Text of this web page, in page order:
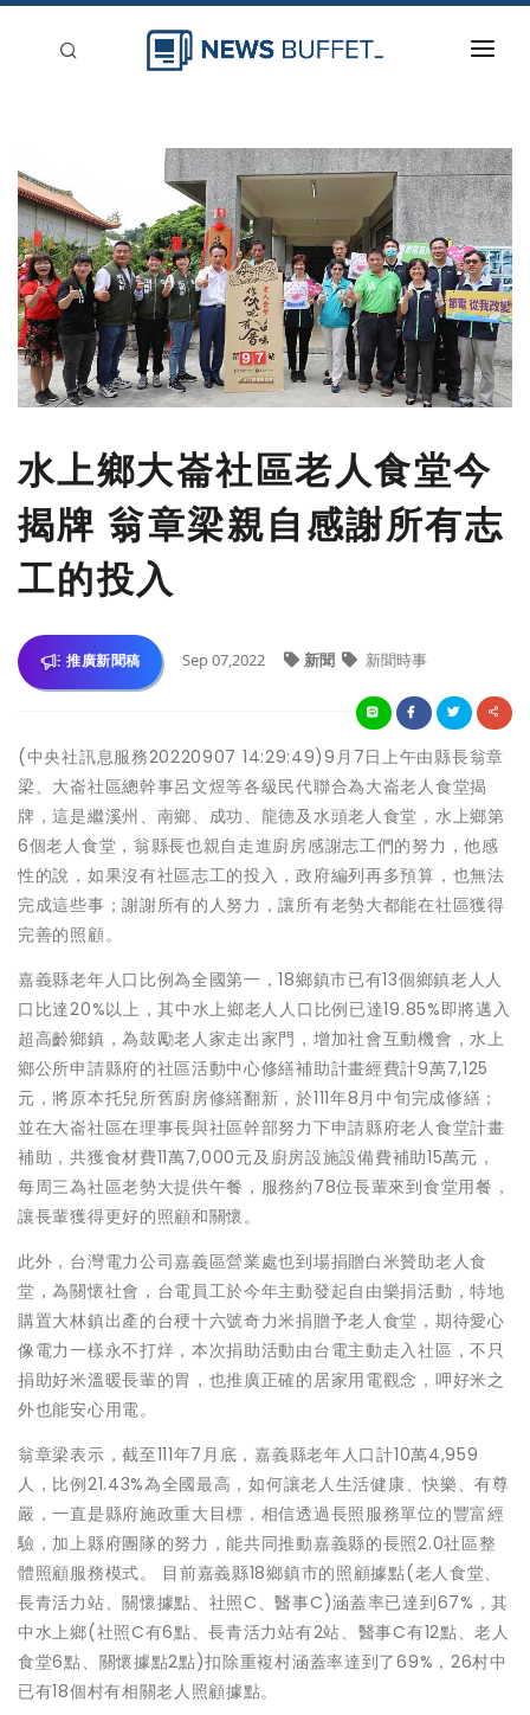
登入
刊登
水上鄉大崙社區老人食堂今
揭牌 翁章梁親自感謝所有志
工的投入
推廣新聞稿 Sep 07,2022 新聞 新聞時事
(中央社訊息服務20220907 14:29:49)9月7日上午由縣長翁章
梁、大崙社區總幹事呂文煜等各級民代聯合為大崙老人食堂揭
牌，這是繼溪州、南鄉、成功、龍德及水頭老人食堂，水上鄉第
6個老人食堂，翁縣長也親自走進廚房感謝志工們的努力，他感
性的說，如果沒有社區志工的投入，政府編列再多預算，也無法
完成這些事；謝謝所有的人努力，讓所有老勢大都能在社區獲得
完善的照顧。
嘉義縣老年人口比例為全國第一，18鄉鎮市已有13個鄉鎮老人人
口比達20%以上，其中水上鄉老人人口比例已達19.85%即將邁入
超高齡鄉鎮，為鼓勵老人家走出家門，增加社會互動機會，水上
鄉公所申請縣府的社區活動中心修繕補助計畫經費計9萬7,125
元，將原本托兒所舊廚房修繕翻新，於111年8月中旬完成修繕；
並在大崙社區在理事長與社區幹部努力下申請縣府老人食堂計畫
補助，共獲食材費11萬7,000元及廚房設施設備費補助15萬元，
每周三為社區老勢大提供午餐，服務約78位長輩來到食堂用餐，
讓長輩獲得更好的照顧和關懷。
此外，台灣電力公司嘉義區營業處也到場捐贈白米贊助老人食
堂，為關懷社會，台電員工於今年主動發起自由樂捐活動，特地
購置大林鎮出產的台稉十六號奇力米捐贈予老人食堂，期待愛心
像電力一樣永不打烊，本次捐助活動由台電主動走入社區，不只
捐助好米溫暖長輩的胃，也推廣正確的居家用電觀念，呷好米之
外也能安心用電。
翁章梁表示，截至111年7月底，嘉義縣老年人口計10萬4,959
人，比例21.43%為全國最高，如何讓老人生活健康、快樂、有尊
嚴，一直是縣府施政重大目標，相信透過長照服務單位的豐富經
驗，加上縣府團隊的努力，能共同推動嘉義縣的長照2.0社區整
體照顧服務模式。 目前嘉義縣18鄉鎮市的照顧據點(老人食堂、
長青活力站、關懷據點、社照C、醫事C)涵蓋率已達到67%，其
中水上鄉(社照C有6點、長青活力站有2站、醫事C有12點、老人
食堂6點、關懷據點2點)扣除重複村涵蓋率達到了69%，26村中
已有18個村有相關老人照顧據點。